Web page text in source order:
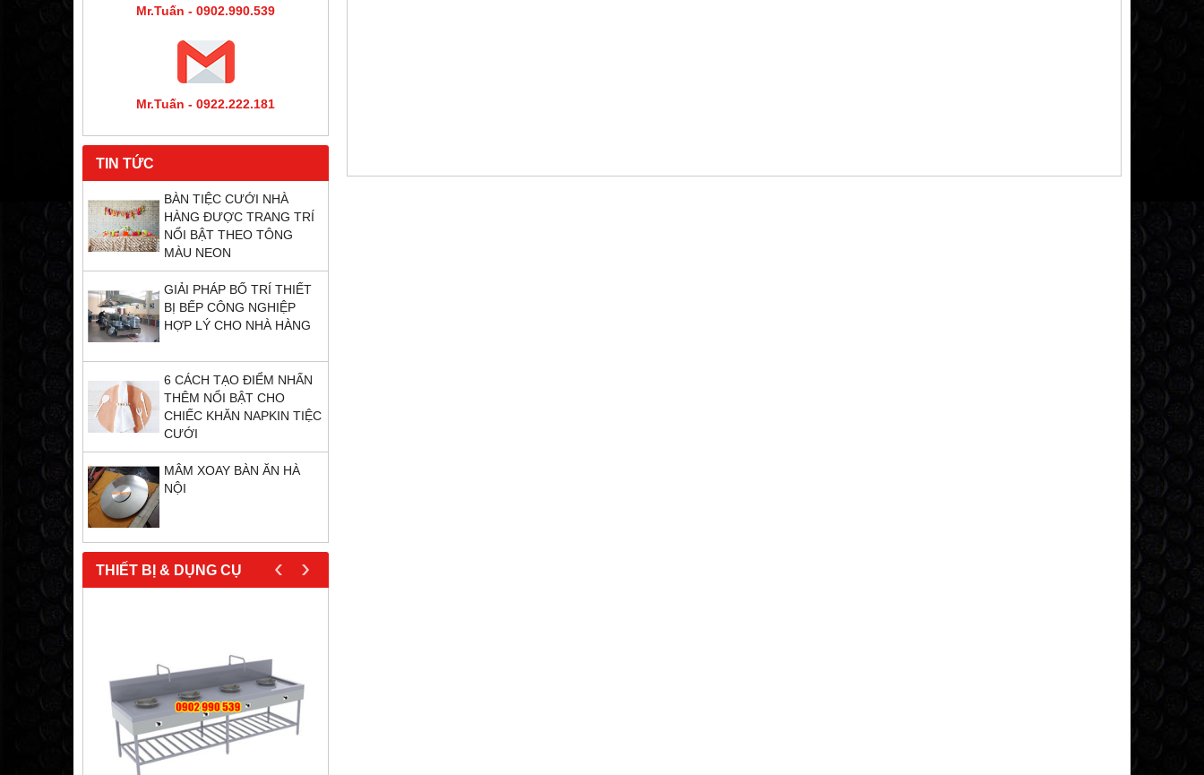
Mr.Tuấn - 0902.990.539
Mr.Tuấn - 0922.222.181
TIN TỨC
BÀN TIỆC CƯỚI NHÀ
HÀNG ĐƯỢC TRANG TRÍ
NỔI BẬT THEO TÔNG
MÀU NEON
GIẢI PHÁP BỐ TRÍ THIẾT
BỊ BẾP CÔNG NGHIỆP
HỢP LÝ CHO NHÀ HÀNG
6 CÁCH TẠO ĐIỂM NHẤN
THÊM NỔI BẬT CHO
CHIẾC KHĂN NAPKIN TIỆC
CƯỚI
MÂM XOAY BÀN ĂN HÀ
NỘI
THIẾT BỊ & DỤNG CỤ ‹ ›